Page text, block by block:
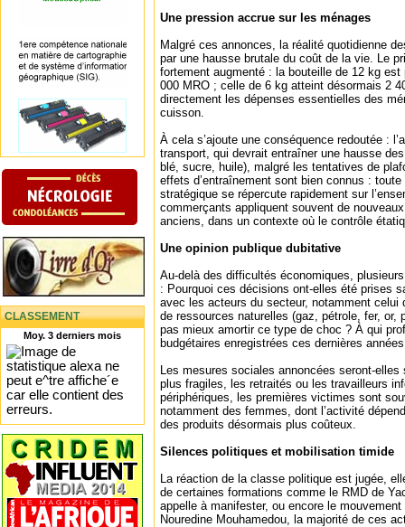
CLASSEMENT
Moy. 3 derniers mois
Une pression accrue sur les ménages
Malgré ces annonces, la réalité quotidienne
par une hausse brutale du coût de la vie. Le
fortement augmenté : la bouteille de 12 kg est
000 MRO ; celle de 6 kg atteint désormais 2
directement les dépenses essentielles des
cuisson.
À cela s’ajoute une conséquence redoutée :
transport, qui devrait entraîner une hausse
blé, sucre, huile), malgré les tentatives de
effets d’entraînement sont bien connus :
stratégique se répercute rapidement sur
commerçants appliquent souvent de
anciens, dans un contexte où le contrôle
Une opinion publique dubitative
Au-delà des difficultés économiques,
: Pourquoi ces décisions ont-elles été prises
avec les acteurs du secteur, notamment celui
de ressources naturelles (gaz, pétrole, fer, or,
pas mieux amortir ce type de choc ? À qui
budgétaires enregistrées ces dernières
Les mesures sociales annoncées seront-
plus fragiles, les retraités ou les travailleurs
périphériques, les premières victimes sont
notamment des femmes, dont l’activité
des produits désormais plus coûteux.
Silences politiques et mobilisation timide
La réaction de la classe politique est jugée,
de certaines formations comme le RMD de
appelle à manifester, ou encore le
Nouredine Mouhamedou, la majorité de ces